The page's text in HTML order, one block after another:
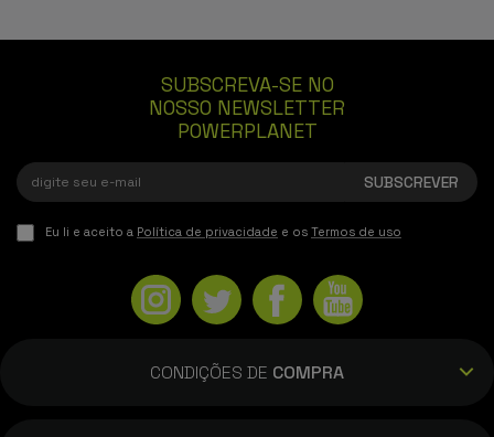
SUBSCREVA-SE NO
NOSSO NEWSLETTER
POWERPLANET
Eu li e aceito a Política de privacidade e os Termos de uso
CONDIÇÕES DE COMPRA